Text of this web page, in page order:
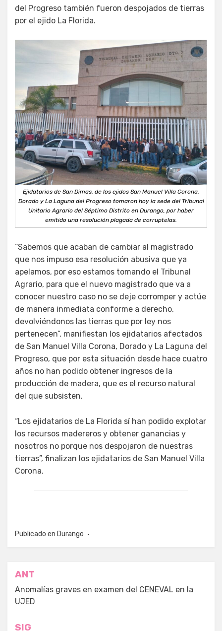
del Progreso también fueron despojados de tierras
por el ejido La Florida.
Ejidatarios de San Dimas, de los ejidos San Manuel Villa Corona,
Dorado y La Laguna del Progreso tomaron hoy la sede del Tribunal
Unitario Agrario del Séptimo Distrito en Durango, por haber
emitido una resolución plagada de corruptelas.
“Sabemos que acaban de cambiar al magistrado
que nos impuso esa resolución abusiva que ya
apelamos, por eso estamos tomando el Tribunal
Agrario, para que el nuevo magistrado que va a
conocer nuestro caso no se deje corromper y actúe
de manera inmediata conforme a derecho,
devolviéndonos las tierras que por ley nos
pertenecen”, manifiestan los ejidatarios afectados
de San Manuel Villa Corona, Dorado y La Laguna del
Progreso, que por esta situación desde hace cuatro
años no han podido obtener ingresos de la
producción de madera, que es el recurso natural
del que subsisten.
“Los ejidatarios de La Florida sí han podido explotar
los recursos madereros y obtener ganancias y
nosotros no porque nos despojaron de nuestras
tierras”, finalizan los ejidatarios de San Manuel Villa
Corona.
Publicado en Durango
Navegación
de
entradas
ANT
Anomalías graves en examen del CENEVAL en la
UJED
SIG